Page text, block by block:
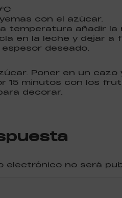
con el azúcar.
temperatura añadir la
en la leche y dejar a
deseado.
Poner en un
15 minutos con los
decorar.
electrónico no será